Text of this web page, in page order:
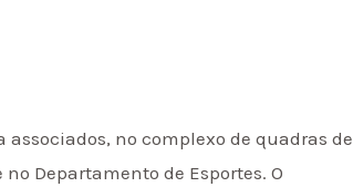
associados, no complexo de quadras de
Departamento de Esportes. O